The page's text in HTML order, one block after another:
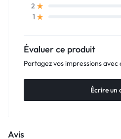
2
1
Évaluer ce produit
Partagez vos impressions avec
Écrire un
Avis